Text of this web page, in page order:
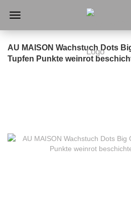
AU MAISON Wachstuch Dots
Tupfen Punkte weinrot